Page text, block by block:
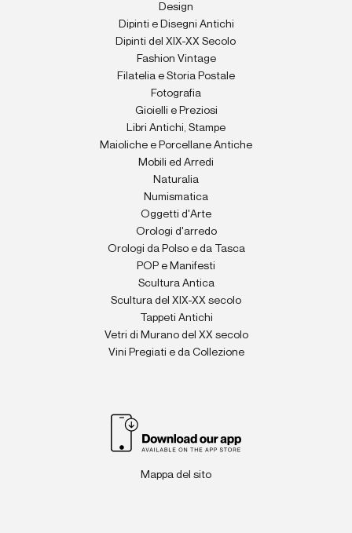
Design
Dipinti e Disegni Antichi
Dipinti del XIX-XX Secolo
Fashion Vintage
Filatelia e Storia Postale
Fotografia
Gioielli e Preziosi
Libri Antichi, Stampe
Maioliche e Porcellane Antiche
Mobili ed Arredi
Naturalia
Numismatica
Oggetti d'Arte
Orologi d'arredo
Orologi da Polso e da Tasca
POP e Manifesti
Scultura Antica
Scultura del XIX-XX secolo
Tappeti Antichi
Vetri di Murano del XX secolo
Vini Pregiati e da Collezione
Mappa del sito